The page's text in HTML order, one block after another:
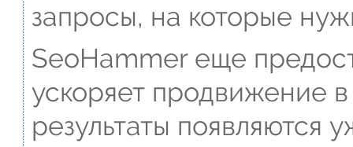
запросы, на которые
SeoHammer еще
ускоряет продвижение
результаты появляются